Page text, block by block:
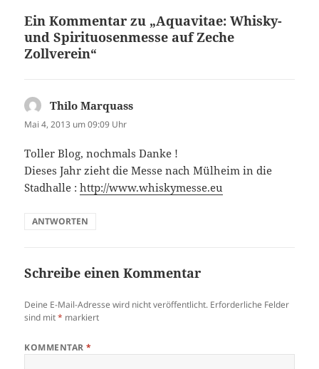
Ein Kommentar zu „Aquavitae: Whisky-
und Spirituosenmesse auf Zeche
Zollverein“
Thilo Marquass
Mai 4, 2013 um 09:09 Uhr
Toller Blog, nochmals Danke !
Dieses Jahr zieht die Messe nach Mülheim in die
Stadhalle :http://www.whiskymesse.eu
ANTWORTEN
Schreibe einen Kommentar
Deine E-Mail-Adresse wird nicht veröffentlicht. Erforderliche Felder
sind mit* markiert
KOMMENTAR*